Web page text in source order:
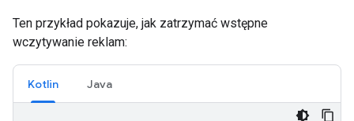
Ten przykład pokazuje, jak zatrzymać wstępne
wczytywanie reklam:
Kotlin Java